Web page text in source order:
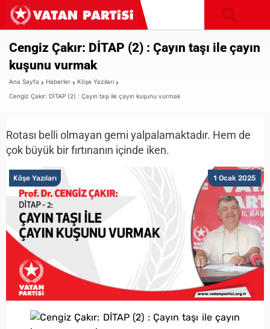
Cengiz Çakır: DİTAP (2) : Çayın taşı ile çayın
kuşunu vurmak
Ana Sayfa Haberler
Köşe Yazıları
Cengiz Çakır: DİTAP (2) : Çayın taşı ile çayın kuşunu vurmak
Rotası belli olmayan gemi yalpalamaktadır. Hem de
çok büyük bir fırtınanın içinde iken.
1 Ocak 2025
Köşe Yazıları